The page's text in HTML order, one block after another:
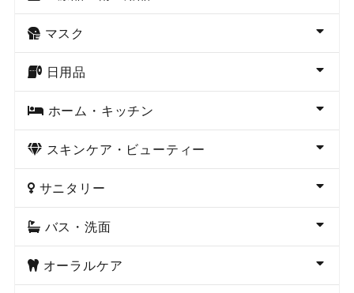
マスク
日用品
ホーム・キッチン
スキンケア・ビューティー
サニタリー
バス・洗面
オーラルケア